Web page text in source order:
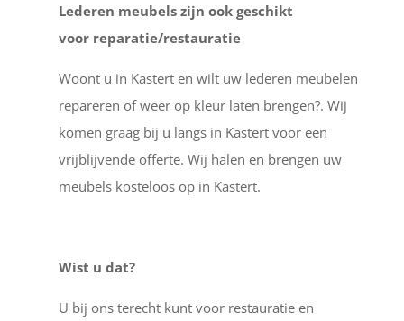
Lederen meubels zijn ook geschikt
voor reparatie/restauratie
Woont u in Kastert en wilt uw lederen meubelen
repareren of weer op kleur laten brengen?. Wij
komen graag bij u langs in Kastert voor een
vrijblijvende offerte. Wij halen en brengen uw
meubels kosteloos op in Kastert.
Wist u dat?
U bij ons terecht kunt voor restauratie en